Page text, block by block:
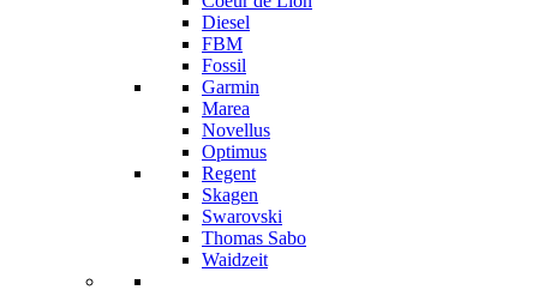
Diesel
FBM
Fossil
Garmin
Marea
Novellus
Optimus
Regent
Skagen
Swarovski
Thomas Sabo
Waidzeit